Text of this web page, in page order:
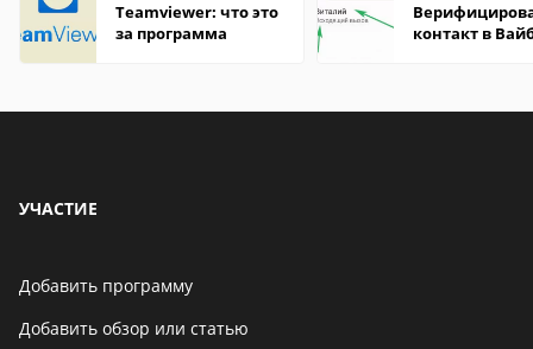
Teamviewer: что это
за программа
контакт в
УЧАСТИЕ
Добавить программу
Добавить обзор или статью